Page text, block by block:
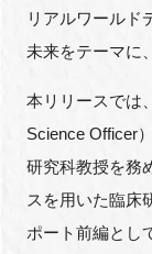
インタビュー・コ
LINK-Jを知る
施設・アクセス
リアルワールド
未来をテーマに
本リリースでは
Science Officer
研究科教授を務
スを用いた臨床
ポート前編とし